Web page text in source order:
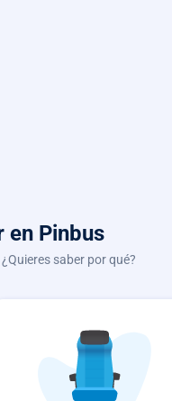
en Pinbus
saber por qué?